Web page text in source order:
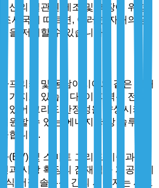
산의 일관된 제조 및 확장에 위험
사국에 따르면, 이러한 자재의 공
을 저해할 수 있습니다.
프리카 및 동남아시아와 같은 미개
가지고 있습니다. 이 지역은 전력
있어 그리드 안정성을 향상시키고
원할 수 있는 에너지 저장 솔루션
합니다.
(EV) 및 스마트 그리드 기술과 같
과 시장 확장의 잠재력을 제공합니
식 저장 솔루션 간의 시너지는 새로